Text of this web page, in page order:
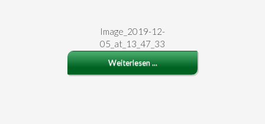
Image_2019-12-
05_at_13_47_33
Weiterlesen ...